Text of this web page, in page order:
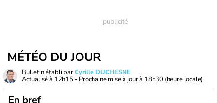
MÉTÉO DU JOUR
Bulletin établi parCyrille DUCHESNE
Actualisé à 12h15 - Prochaine mise à jour à 18h30 (heure locale)
En bref